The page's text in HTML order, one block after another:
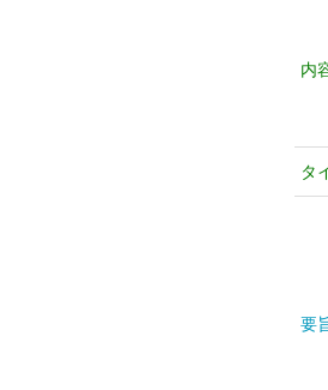
内
タ
要